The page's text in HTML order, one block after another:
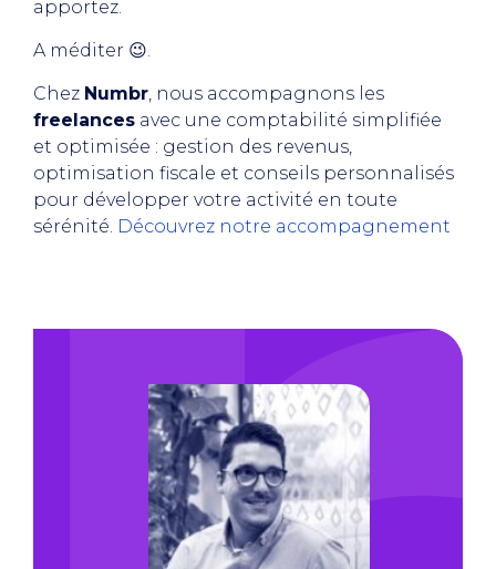
apportez.
A méditer 😉.
Chez Numbr, nous accompagnons les
freelances avec une comptabilité simplifiée
et optimisée : gestion des revenus,
optimisation fiscale et conseils personnalisés
pour développer votre activité en toute
sérénité. Découvrez notre accompagnement